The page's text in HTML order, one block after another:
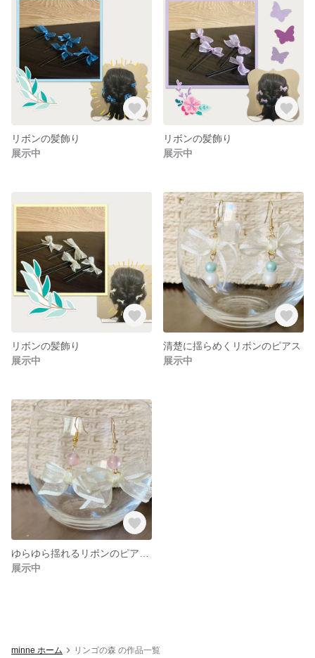
リボンの髪飾り
展示中
リボンの髪飾り
展示中
リボンの髪飾り
展示中
清楚に揺らめくリボンのピアス
展示中
展示中
minne ホーム リンゴの森 の作品一覧